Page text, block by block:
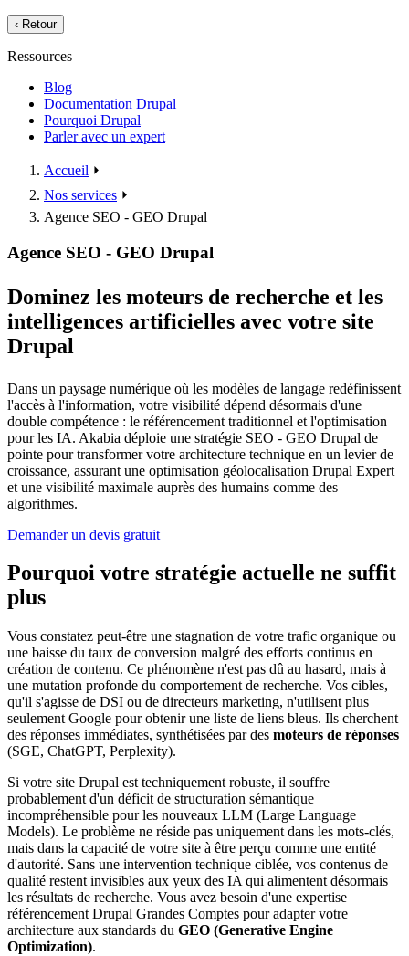
‹ Retour
Ressources
Blog
Documentation Drupal
Pourquoi Drupal
Parler avec un expert
Accueil ⏵
Nos services ⏵
Agence SEO - GEO Drupal
Agence SEO - GEO Drupal
Dominez les moteurs de recherche et les
intelligences artificielles avec votre site
Drupal
Dans un paysage numérique où les modèles de langage redéfinissent
l'accès à l'information, votre visibilité dépend désormais d'une
double compétence : le référencement traditionnel et l'optimisation
pour les IA. Akabia déploie une stratégie SEO - GEO Drupal de
pointe pour transformer votre architecture technique en un levier de
croissance, assurant une optimisation géolocalisation Drupal Expert
et une visibilité maximale auprès des humains comme des
algorithmes.
Demander un devis gratuit
Pourquoi votre stratégie actuelle ne suffit
plus
Vous constatez peut-être une stagnation de votre trafic organique ou
une baisse du taux de conversion malgré des efforts continus en
création de contenu. Ce phénomène n'est pas dû au hasard, mais à
une mutation profonde du comportement de recherche. Vos cibles,
qu'il s'agisse de DSI ou de directeurs marketing, n'utilisent plus
seulement Google pour obtenir une liste de liens bleus. Ils cherchent
des réponses immédiates, synthétisées par des moteurs de réponses
(SGE, ChatGPT, Perplexity).
Si votre site Drupal est techniquement robuste, il souffre
probablement d'un déficit de structuration sémantique
incompréhensible pour les nouveaux LLM (Large Language
Models). Le problème ne réside pas uniquement dans les mots-clés,
mais dans la capacité de votre site à être perçu comme une entité
d'autorité. Sans une intervention technique ciblée, vos contenus de
qualité restent invisibles aux yeux des IA qui alimentent désormais
les résultats de recherche. Vous avez besoin d'une expertise
référencement Drupal Grandes Comptes pour adapter votre
architecture aux standards du GEO (Generative Engine
Optimization).